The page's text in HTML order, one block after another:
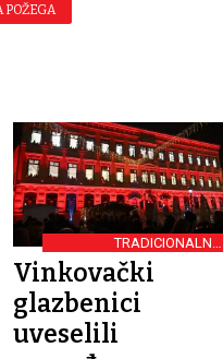
POŽEGA
TRADICIONALNO
OKUPLJANJE
Vinkovački
glazbenici
uveselili